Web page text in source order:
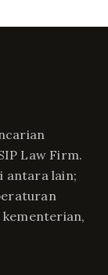
Law Firm.
antara lain;